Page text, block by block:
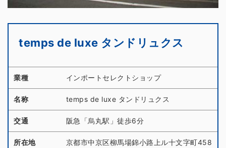
temps de luxe タンドリュクス
業種 インポートセレクトショップ
名称 temps de luxe タンドリュクス
交通 阪急「烏丸駅」徒歩6分
所在地
京都市中京区柳馬場錦小路上ル十文字町458